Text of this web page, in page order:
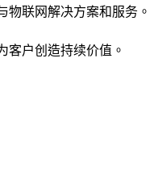
联网解决方案和服务。
户创造持续价值。